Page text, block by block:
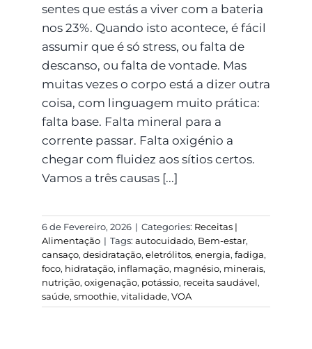
sentes que estás a viver com a bateria
nos 23%. Quando isto acontece, é fácil
assumir que é só stress, ou falta de
descanso, ou falta de vontade. Mas
muitas vezes o corpo está a dizer outra
coisa, com linguagem muito prática:
falta base. Falta mineral para a
corrente passar. Falta oxigénio a
chegar com fluidez aos sítios certos.
Vamos a três causas [...]
6 de Fevereiro, 2026 | Categories: Receitas |
Alimentação | Tags: autocuidado, Bem-estar,
cansaço, desidratação, eletrólitos, energia, fadiga,
foco, hidratação, inflamação, magnésio, minerais,
nutrição, oxigenação, potássio, receita saudável,
saúde, smoothie, vitalidade, VOA